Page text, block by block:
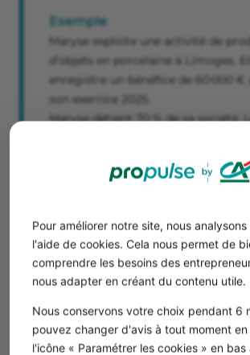
Pour améliorer notre site, nous
l'aide de cookies. Cela nous permet de
comprendre les besoins des
nous adapter en créant du contenu utile.
Nous conservons votre choix pendant 6
pouvez changer d'avis à tout moment
l'icône « Paramétrer les cookies » en
Exemple
Maryse exploite une activité de
d’objets en porcelaine à Limoges.
enregistre un bénéfice de 60 000 €
son exercice 2025.
Maryse détient 70 % de sa société.
entreprise réalise 1,6 million
d’affaires en 2025. Elle remplit donc
Voici les calculs à effectuer pour
montant de son impôt sur les
l’exercice 2025.
IS au taux réduit
IS au taux normal= (60 000 – 42
4 375 €